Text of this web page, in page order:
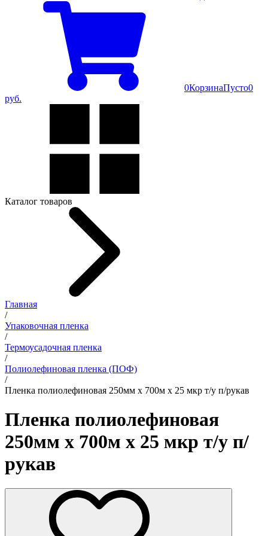
0КорзинаПусто0
руб.
Каталог товаров
Главная
/
Упаковочная пленка
/
Термоусадочная пленка
/
Полиолефиновая пленка (ПОФ)
/
Пленка полиолефиновая 250мм х 700м х 25 мкр т/у п/рукав
Пленка полиолефиновая
250мм х 700м х 25 мкр т/у п/
рукав